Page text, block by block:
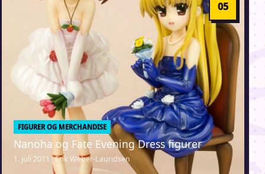
FIGURER OG MERCHANDISE
Nanoha og Fate Evening Dress figurer
1. juli 2011 · Erik Weber-Lauridsen